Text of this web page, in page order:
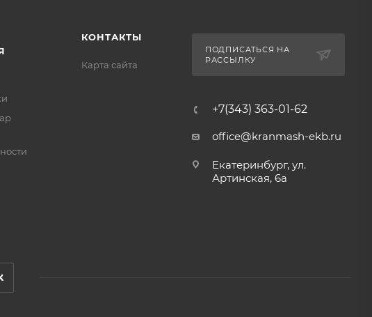
КОНТАКТЫ
Карта сайта
ПОДПИСАТЬСЯ НА
РАССЫЛКУ
+7(343) 363-01-62
office@kranmash-ekb.ru
Екатеринбург, ул.
Артинская, 6а